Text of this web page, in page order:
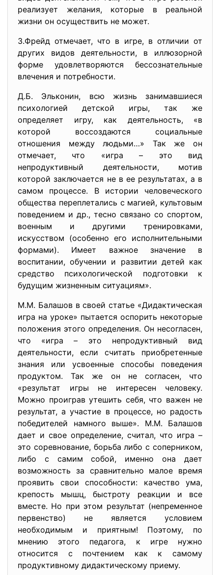
реализует желания, которые в реальной
жизни он осуществить не может.
З.Фрейд отмечает, что в игре, в отличии от
других видов деятельности, в иллюзорной
форме удовлетворяются бессознательные
влечения и потребности.
Д.Б. Эльконин, всю жизнь занимавшиеся
психологией детской игры, так же
определяет игру, как деятельность, «в
которой воссоздаются социальные
отношения между людьми…» Так же он
отмечает, что «игра – это вид
непродуктивный деятельности, мотив
которой заключается не в ее результатах, а в
самом процессе. В истории человеческого
общества переплетались с магией, культовым
поведением и др., тесно связано со спортом,
военным и другими тренировками,
искусством (особенно его исполнительными
формами). Имеет важное значение в
воспитании, обучении и развитии детей как
средство психологической подготовки к
будущим жизненным ситуациям».
М.М. Балашов в своей статье «Дидактическая
игра на уроке» пытается оспорить некоторые
положения этого определения. Он несогласен,
что «игра – это непродуктивный вид
деятельности, если считать приобретенные
знания или усвоенные способы поведения
продуктом. Так же он не согласен, что
«результат игры не интересен человеку.
Можно проиграв утешить себя, что важен не
результат, а участие в процессе, но радость
победителей намного выше». М.М. Балашов
дает и свое определение, считал, что игра –
это соревнование, борьба либо с соперником,
либо с самим собой, именно она дает
возможность за сравнительно малое время
проявить свои способности: качество ума,
крепость мышц, быстроту реакции и все
вместе. Но при этом результат (непременное
первенство) не является условием
необходимым и приятным! Поэтому, по
мнению этого педагога, к игре нужно
относится с почтением как к самому
продуктивному дидактическому приему.